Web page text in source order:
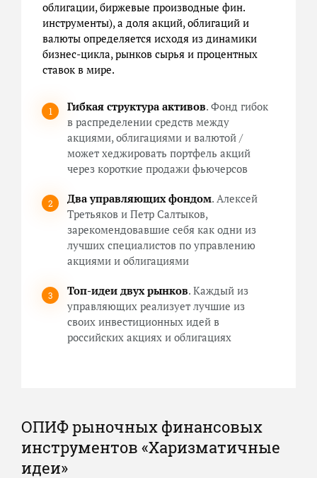
облигации, биржевые производные фин.
инструменты), а доля акций, облигаций и
валюты определяется исходя из динамики
бизнес-цикла, рынков сырья и процентных
ставок в мире.
Гибкая структура активов. Фонд гибок
в распределении средств между
акциями, облигациями и валютой /
может хеджировать портфель акций
через короткие продажи фьючерсов
Два управляющих фондом. Алексей
Третьяков и Петр Салтыков,
зарекомендовавшие себя как одни из
лучших специалистов по управлению
акциями и облигациями
Топ-идеи двух рынков. Каждый из
управляющих реализует лучшие из
своих инвестиционных идей в
российских акциях и облигациях
ОПИФ рыночных финансовых
инструментов «Харизматичные
идеи»